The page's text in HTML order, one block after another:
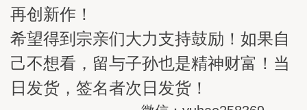
再创新作！
希望得到宗亲们大力支持鼓励！如果自
己不想看，留与子孙也是精神财富！当
日发货，签名者次日发货！